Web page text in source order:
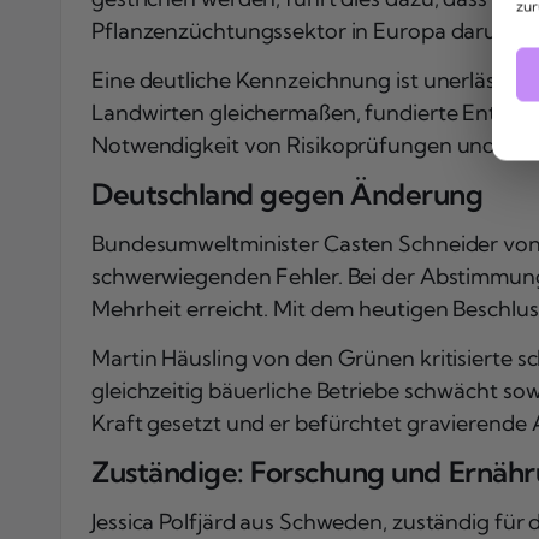
Pflanzenzüchtungssektor in Europa darunter
Eine deutliche Kennzeichnung ist
Landwirten gleichermaßen, fundierte
Notwendigkeit von Risikoprüfungen und
Deutschland gegen Änderung
Bundesumweltminister Casten Schneider
schwerwiegenden Fehler. Bei der
Mehrheit erreicht. Mit dem heutigen
Martin Häusling von den Grünen kritisierte
gleichzeitig bäuerliche Betriebe schwächt
Kraft gesetzt und er befürchtet
Zuständige: Forschung und
Jessica Polfjärd aus Schweden, zuständig